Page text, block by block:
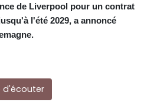
de Liverpool pour un contrat
l'été 2029, a annoncé
d'écouter